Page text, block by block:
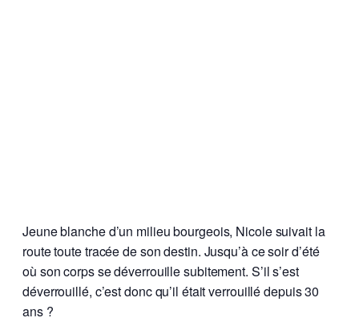
Jeune blanche d’un milieu bourgeois, Nicole suivait la
route toute tracée de son destin. Jusqu’à ce soir d’été
où son corps se déverrouille subitement. S’il s’est
déverrouillé, c’est donc qu’il était verrouillé depuis 30
ans ?